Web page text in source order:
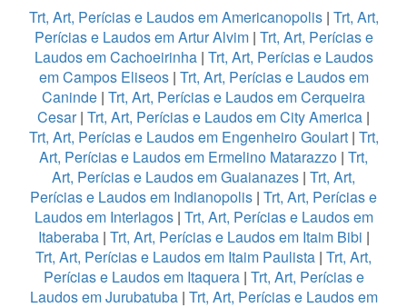
Trt, Art, Perícias e Laudos em Americanopolis | Trt, Art,
Perícias e Laudos em Artur Alvim | Trt, Art, Perícias e
Laudos em Cachoeirinha| Trt, Art, Perícias e Laudos
em Campos Eliseos | Trt, Art, Perícias e Laudos em
Caninde | Trt, Art, Perícias e Laudos em Cerqueira
Cesar| Trt, Art, Perícias e Laudos em City America |
Trt, Art, Perícias e Laudos em Engenheiro Goulart | Trt,
Art, Perícias e Laudos em Ermelino Matarazzo | Trt,
Art, Perícias e Laudos em Guaianazes | Trt, Art,
Perícias e Laudos em Indianopolis | Trt, Art, Perícias e
Laudos em Interlagos| Trt, Art, Perícias e Laudos em
Itaberaba| Trt, Art, Perícias e Laudos em Itaim Bibi |
Trt, Art, Perícias e Laudos em Itaim Paulista | Trt, Art,
Perícias e Laudos em Itaquera| Trt, Art, Perícias e
Laudos em Jurubatuba| Trt, Art, Perícias e Laudos em